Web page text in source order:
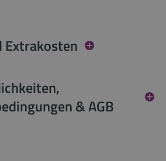
Extrakosten
& AGB